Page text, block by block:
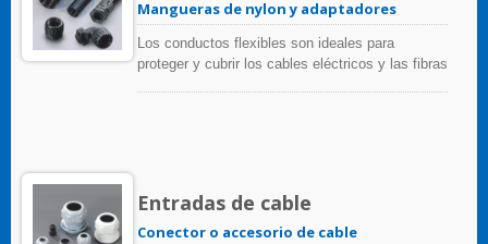
Mangueras de nylon y adaptadores
Los conductos flexibles son ideales para
proteger y cubrir los cables eléctricos y las fibras
cables.
Entradas de cable
Conector o accesorio de cable